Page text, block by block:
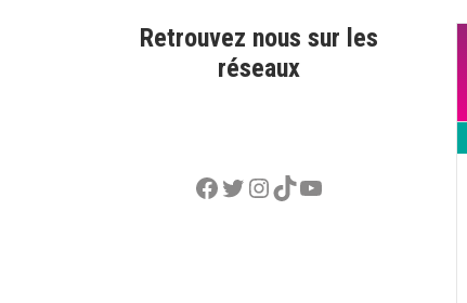
Retrouvez nous sur les
réseaux
Facebook
Twitter
Instagram
TikTok
YouTube